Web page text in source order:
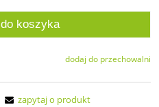
do koszyka
dodaj do przechowalni
zapytaj o produkt